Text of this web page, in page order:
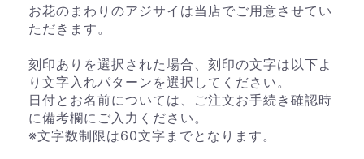
お花のまわりのアジサイは当店でご用意させてい
ただきます。
刻印ありを選択された場合、刻印の文字は以下よ
り文字入れパターンを選択してください。
日付とお名前については、ご注文お手続き確認時
に備考欄にご入力ください。
※文字数制限は60文字までとなります。